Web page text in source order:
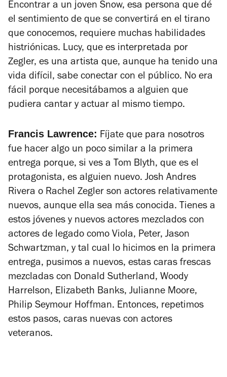
Encontrar a un joven Snow, esa persona que dé
el sentimiento de que se convertirá en el tirano
que conocemos, requiere muchas habilidades
histriónicas. Lucy, que es interpretada por
Zegler, es una artista que, aunque ha tenido una
vida difícil, sabe conectar con el público. No era
fácil porque necesitábamos a alguien que
pudiera cantar y actuar al mismo tiempo.
Francis Lawrence: Fíjate que para nosotros
fue hacer algo un poco similar a la primera
entrega porque, si ves a Tom Blyth, que es el
protagonista, es alguien nuevo. Josh Andres
Rivera o Rachel Zegler son actores relativamente
nuevos, aunque ella sea más conocida. Tienes a
estos jóvenes y nuevos actores mezclados con
actores de legado como Viola, Peter, Jason
Schwartzman, y tal cual lo hicimos en la primera
entrega, pusimos a nuevos, estas caras frescas
mezcladas con Donald Sutherland, Woody
Harrelson, Elizabeth Banks, Julianne Moore,
Philip Seymour Hoffman. Entonces, repetimos
estos pasos, caras nuevas con actores
veteranos.